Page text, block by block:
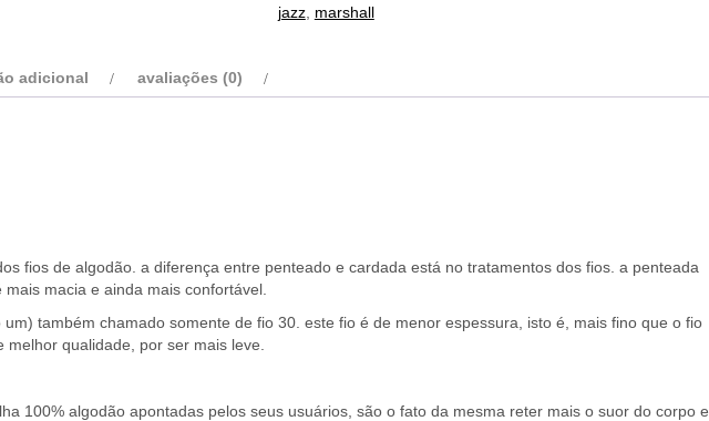
jazz, marshall
adicional avaliações (0)
fios de algodão. a diferença entre penteado e cardada está no tratamentos dos fios. a penteada
macia e ainda mais confortável.
também chamado somente de fio 30. este fio é de menor espessura, isto é, mais fino que o fio
qualidade, por ser mais leve.
100% algodão apontadas pelos seus usuários, são o fato da mesma reter mais o suor do corpo e